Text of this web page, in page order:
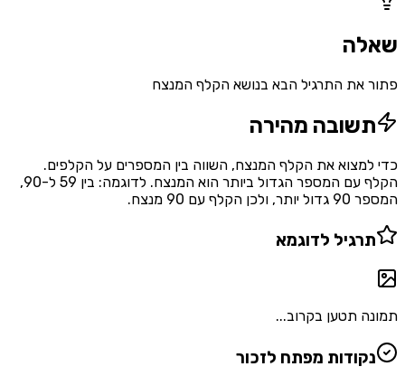
שאלה
פתור את התרגיל הבא בנושא הקלף המנצח
תשובה מהירה
כדי למצוא את הקלף המנצח, השווה בין המספרים על הקלפים.
הקלף עם המספר הגדול ביותר הוא המנצח. לדוגמה: בין 59 ל-90,
המספר 90 גדול יותר, ולכן הקלף עם 90 מנצח.
תרגיל לדוגמא
תמונה תטען בקרוב...
נקודות מפתח לזכור